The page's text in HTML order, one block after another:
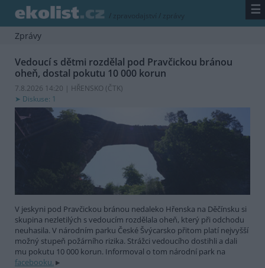
/ zpravodajství / zprávy ☰
Zprávy
Vedoucí s dětmi rozdělal pod Pravčickou bránou
oheň, dostal pokutu 10 000 korun
7.8.2026 14:20 | HŘENSKO (ČTK)
Diskuse: 1
V jeskyni pod Pravčickou bránou nedaleko Hřenska na Děčínsku si
skupina nezletilých s vedoucím rozdělala oheň, který při odchodu
neuhasila. V národním parku České Švýcarsko přitom platí nejvyšší
možný stupeň požárního rizika. Strážci vedoucího dostihli a dali
mu pokutu 10 000 korun. Informoval o tom národní park na
facebooku.